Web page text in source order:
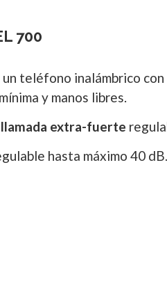
700
teléfono inalámbrico
y manos libres.
extra-fuerte
hasta máximo 40 dB.